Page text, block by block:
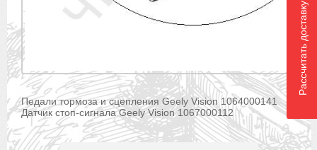
Педали тормоза и сцепления Geely Vision 1064000141
Датчик стоп-сигнала Geely Vision 1067000112
Рассчитать доставку